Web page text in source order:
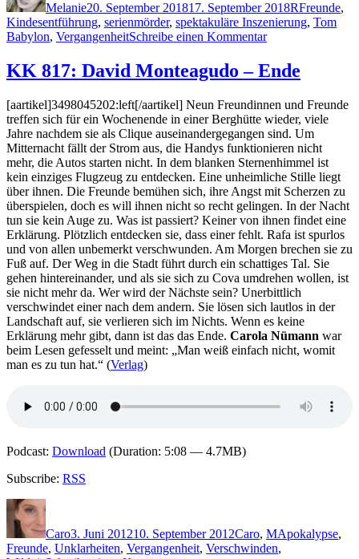
Melanie20. September 201817. September 2018RFreunde,
Kindesentführung, serienmörder, spektakuläre Inszenierung, Tom
Babylon, VergangenheitSchreibe einen Kommentarzu
Marc
Raabe
Schlüssel
17
KK 817: David Monteagudo – Ende
[aartikel]3498045202:left[/aartikel] Neun Freundinnen und Freunde
treffen sich für ein Wochenende in einer Berghütte wieder, viele
Jahre nachdem sie als Clique auseinandergegangen sind. Um
Mitternacht fällt der Strom aus, die Handys funktionieren nicht
mehr, die Autos starten nicht. In dem blanken Sternenhimmel ist
kein einziges Flugzeug zu entdecken. Eine unheimliche Stille liegt
über ihnen. Die Freunde bemühen sich, ihre Angst mit Scherzen zu
überspielen, doch es will ihnen nicht so recht gelingen. In der Nacht
tun sie kein Auge zu. Was ist passiert? Keiner von ihnen findet eine
Erklärung. Plötzlich entdecken sie, dass einer fehlt. Rafa ist spurlos
und von allen unbemerkt verschwunden. Am Morgen brechen sie zu
Fuß auf. Der Weg in die Stadt führt durch ein schattiges Tal. Sie
gehen hintereinander, und als sie sich zu Cova umdrehen wollen, ist
sie nicht mehr da. Wer wird der Nächste sein? Unerbittlich
verschwindet einer nach dem andern. Sie lösen sich lautlos in der
Landschaft auf, sie verlieren sich im Nichts. Wenn es keine
Erklärung mehr gibt, dann ist das das Ende. Carola Nümann war
beim Lesen gefesselt und meint: „Man weiß einfach nicht, womit
man es zu tun hat.“ (Verlag)
Podcast: Download (Duration: 5:08 — 4.7MB)
Subscribe: RSS
Autor
Caro3. Juni 201210. September 2012Caro, MApokalypse,
Freunde, Unklarheiten, Vergangenheit, Verschwinden,